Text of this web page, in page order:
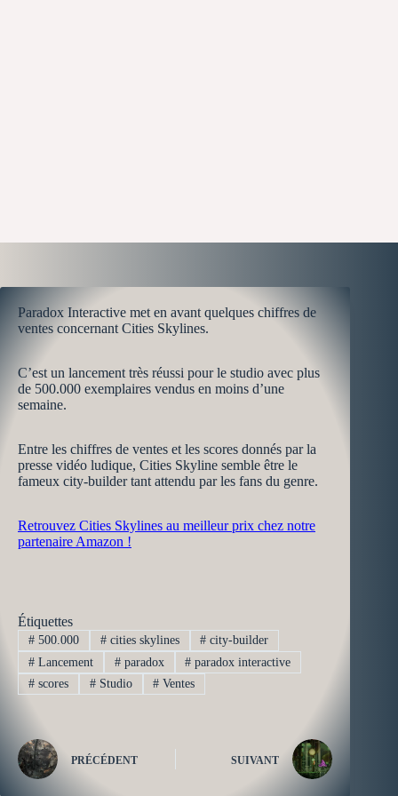
Paradox Interactive met en avant quelques chiffres de
ventes concernant Cities Skylines.
C’est un lancement très réussi pour le studio avec plus
de 500.000 exemplaires vendus en moins d’une
semaine.
Entre les chiffres de ventes et les scores donnés par la
presse vidéo ludique, Cities Skyline semble être le
fameux city-builder tant attendu par les fans du genre.
Retrouvez Cities Skylines au meilleur prix chez notre
partenaire Amazon !
Étiquettes
#500.000 #cities skylines # city-builder
#Lancement #paradox # paradox interactive
#scores #Studio # Ventes
PRÉCÉDENT SUIVANT